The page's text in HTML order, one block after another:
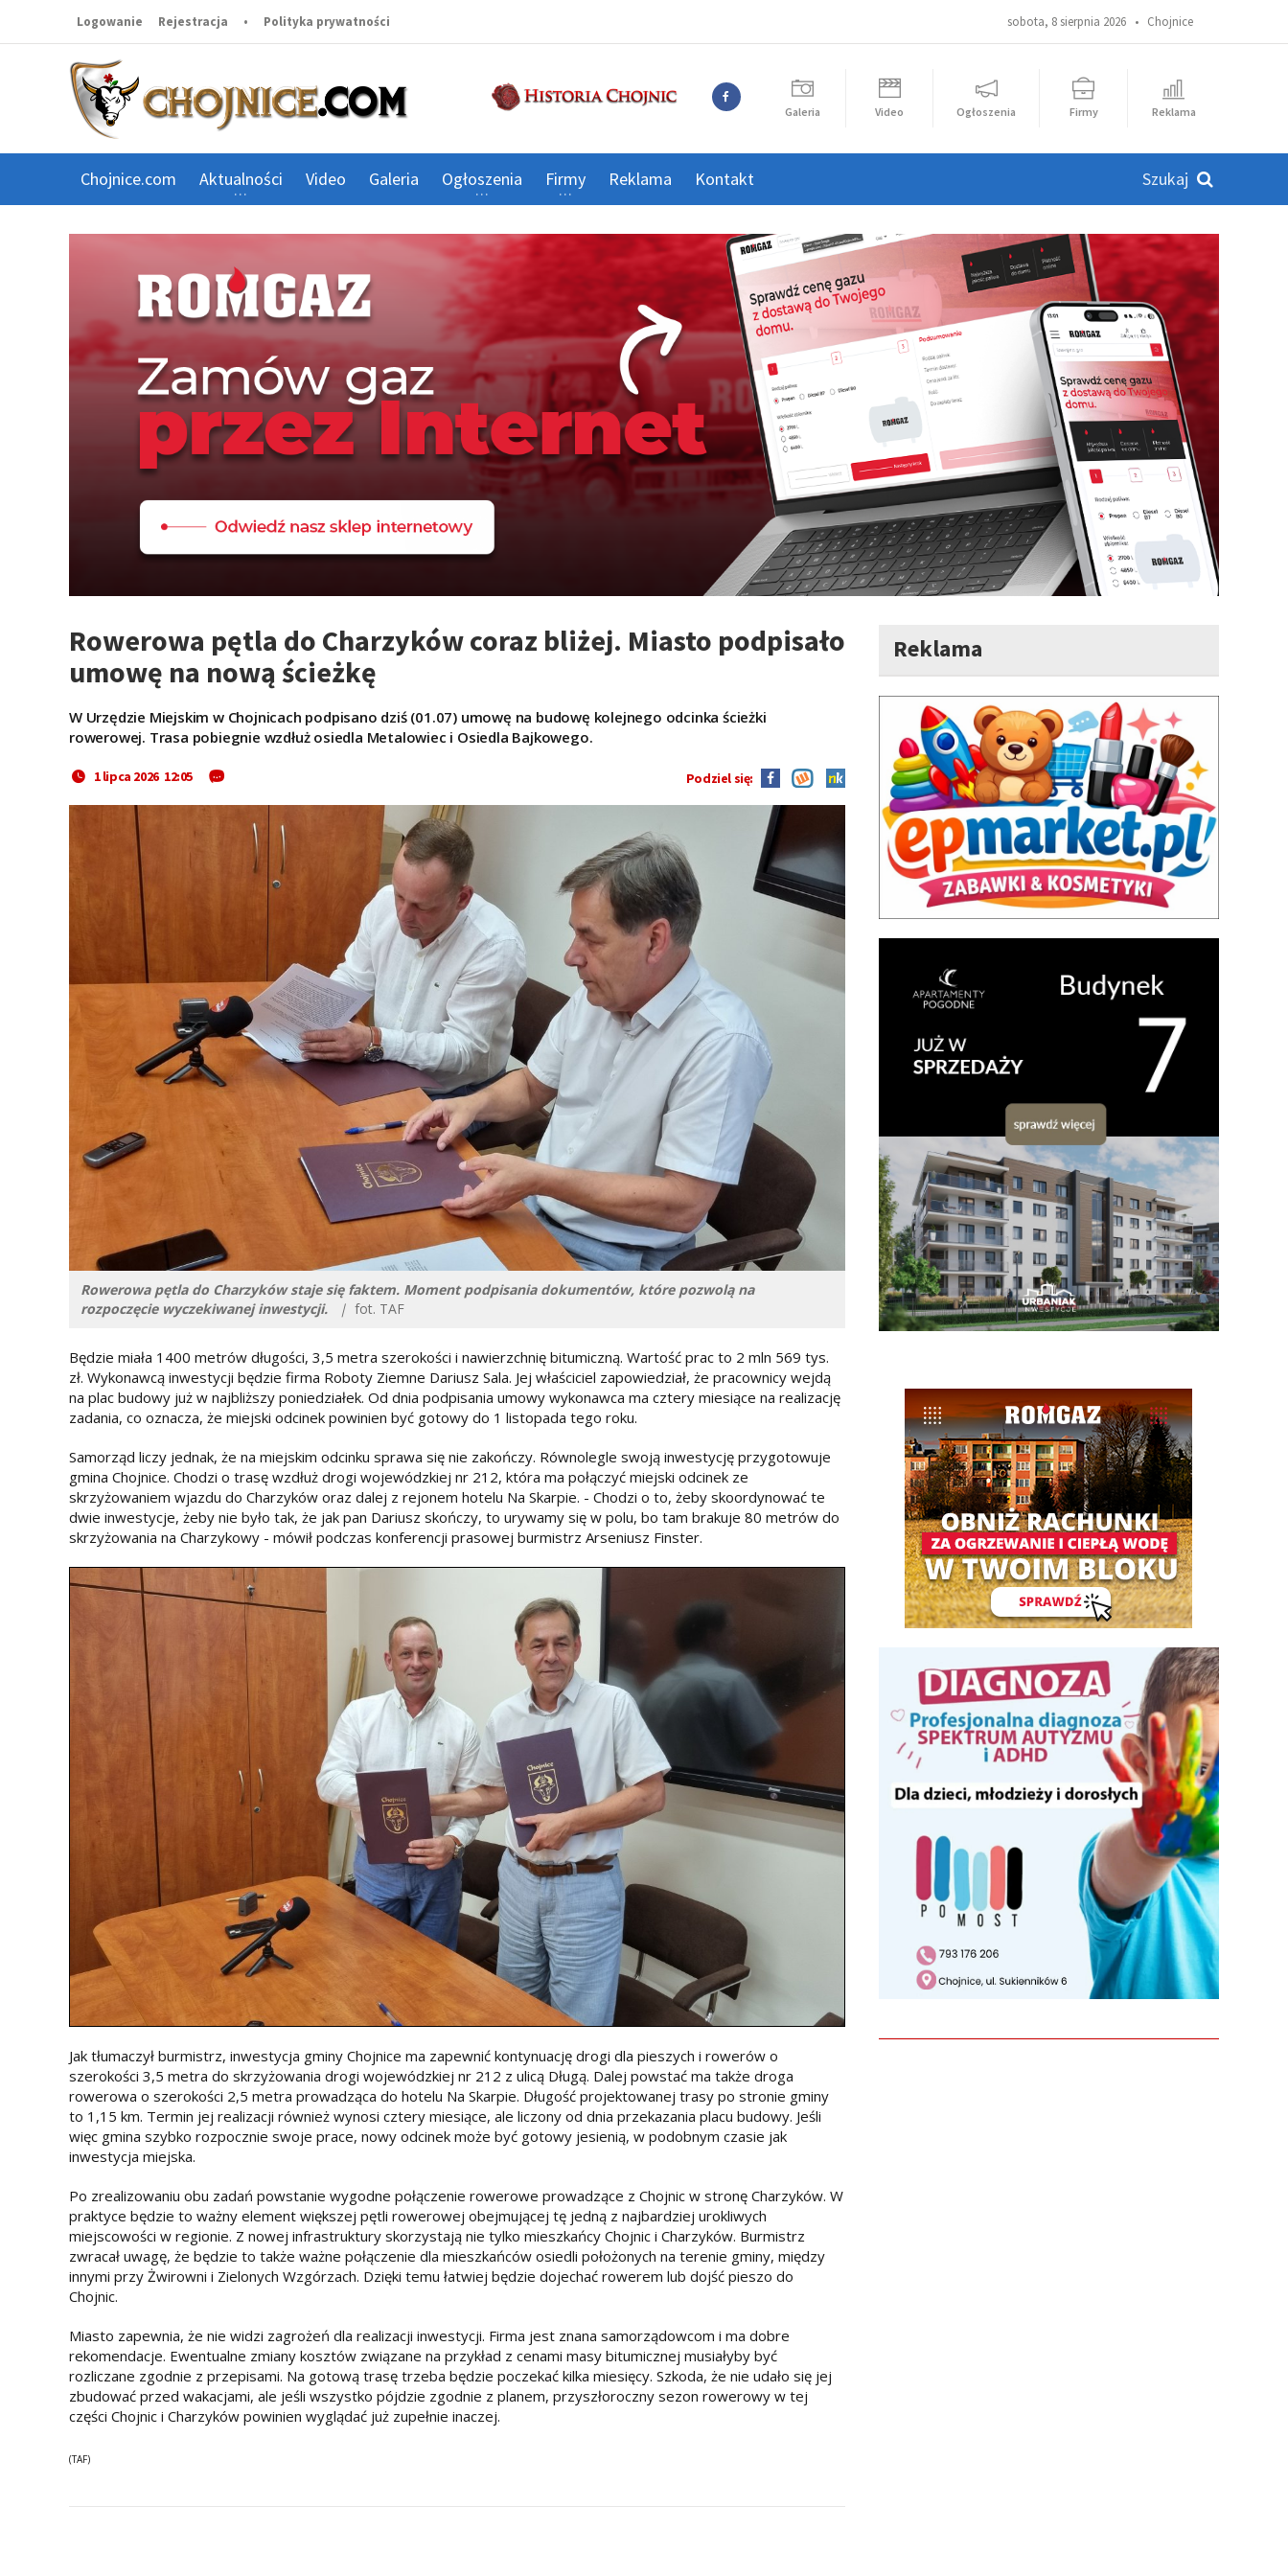
sobota, 8 sierpnia 2026 • Chojnice
Logowanie Rejestracja • Polityka prywatności
Galeria Video Ogłoszenia Firmy Reklama
Chojnice.com Aktualności Video Galeria Ogłoszenia Firmy Reklama Kontakt
Rowerowa pętla do Charzyków coraz bliżej. Miasto podpisało
umowę na nową ścieżkę
W Urzędzie Miejskim w Chojnicach podpisano dziś (01.07) umowę na budowę kolejnego odcinka ścieżki
rowerowej. Trasa pobiegnie wzdłuż osiedla Metalowiec i Osiedla Bajkowego.
1 lipca 2026 12:05 Podziel się:
Rowerowa pętla do Charzyków staje się faktem. Moment podpisania dokumentów, które pozwolą na
rozpoczęcie wyczekiwanej inwestycji. | fot. TAF
Będzie miała 1400 metrów długości, 3,5 metra szerokości i nawierzchnię bitumiczną. Wartość prac to 2 mln 569 tys.
zł. Wykonawcą inwestycji będzie firma Roboty Ziemne Dariusz Sala. Jej właściciel zapowiedział, że pracownicy wejdą
na plac budowy już w najbliższy poniedziałek. Od dnia podpisania umowy wykonawca ma cztery miesiące na realizację
zadania, co oznacza, że miejski odcinek powinien być gotowy do 1 listopada tego roku.
Samorząd liczy jednak, że na miejskim odcinku sprawa się nie zakończy. Równolegle swoją inwestycję przygotowuje
gmina Chojnice. Chodzi o trasę wzdłuż drogi wojewódzkiej nr 212, która ma połączyć miejski odcinek ze
skrzyżowaniem wjazdu do Charzyków oraz dalej z rejonem hotelu Na Skarpie. - Chodzi o to, żeby skoordynować te
dwie inwestycje, żeby nie było tak, że jak pan Dariusz skończy, to urywamy się w polu, bo tam brakuje 80 metrów do
skrzyżowania na Charzykowy - mówił podczas konferencji prasowej burmistrz Arseniusz Finster.
Jak tłumaczył burmistrz, inwestycja gminy Chojnice ma zapewnić kontynuację drogi dla pieszych i rowerów o
szerokości 3,5 metra do skrzyżowania drogi wojewódzkiej nr 212 z ulicą Długą. Dalej powstać ma także droga
rowerowa o szerokości 2,5 metra prowadząca do hotelu Na Skarpie. Długość projektowanej trasy po stronie gminy
to 1,15 km. Termin jej realizacji również wynosi cztery miesiące, ale liczony od dnia przekazania placu budowy. Jeśli
więc gmina szybko rozpocznie swoje prace, nowy odcinek może być gotowy jesienią, w podobnym czasie jak
inwestycja miejska.
Po zrealizowaniu obu zadań powstanie wygodne połączenie rowerowe prowadzące z Chojnic w stronę Charzyków. W
praktyce będzie to ważny element większej pętli rowerowej obejmującej tę jedną z najbardziej urokliwych
miejscowości w regionie. Z nowej infrastruktury skorzystają nie tylko mieszkańcy Chojnic i Charzyków. Burmistrz
zwracał uwagę, że będzie to także ważne połączenie dla mieszkańców osiedli położonych na terenie gminy, między
innymi przy Żwirowni i Zielonych Wzgórzach. Dzięki temu łatwiej będzie dojechać rowerem lub dojść pieszo do
Chojnic.
Miasto zapewnia, że nie widzi zagrożeń dla realizacji inwestycji. Firma jest znana samorządowcom i ma dobre
rekomendacje. Ewentualne zmiany kosztów związane na przykład z cenami masy bitumicznej musiałyby być
rozliczane zgodnie z przepisami. Na gotową trasę trzeba będzie poczekać kilka miesięcy. Szkoda, że nie udało się jej
zbudować przed wakacjami, ale jeśli wszystko pójdzie zgodnie z planem, przyszłoroczny sezon rowerowy w tej
części Chojnic i Charzyków powinien wyglądać już zupełnie inaczej.
(TAF)
Reklama